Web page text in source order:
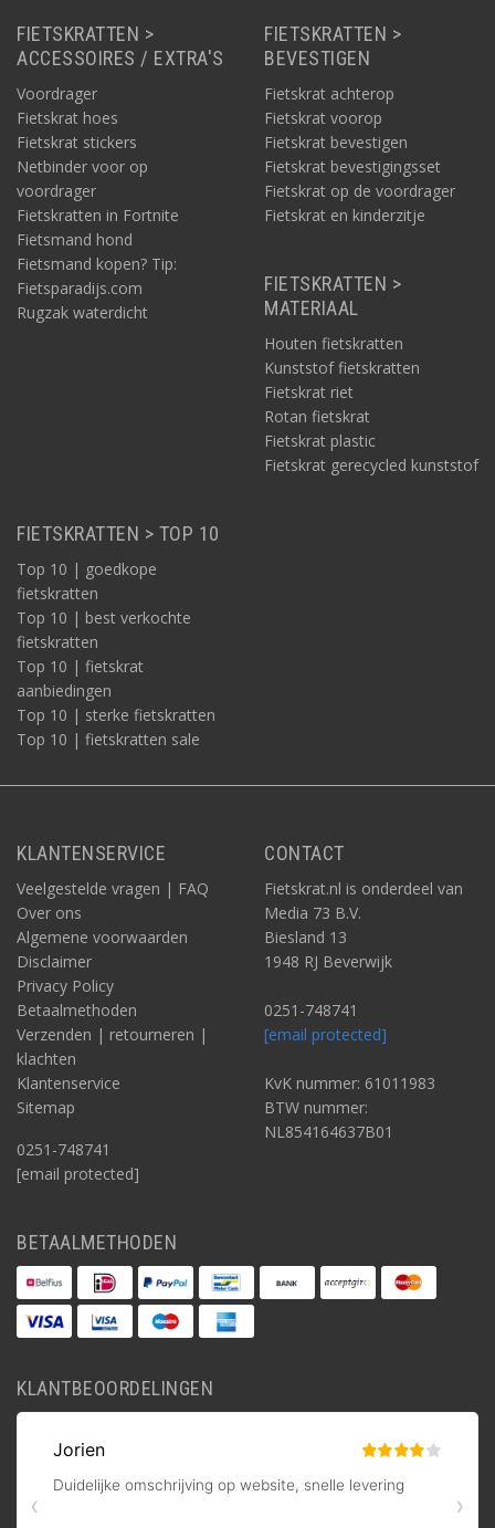
FIETSKRATTEN >
ACCESSOIRES / EXTRA'S
Voordrager
Fietskrat hoes
Fietskrat stickers
Netbinder voor op
voordrager
Fietskratten in Fortnite
Fietsmand hond
Fietsmand kopen? Tip:
Fietsparadijs.com
Rugzak waterdicht
FIETSKRATTEN >
BEVESTIGEN
Fietskrat achterop
Fietskrat voorop
Fietskrat bevestigen
Fietskrat bevestigingsset
Fietskrat op de voordrager
Fietskrat en kinderzitje
FIETSKRATTEN >
MATERIAAL
Houten fietskratten
Kunststof fietskratten
Fietskrat riet
Rotan fietskrat
Fietskrat plastic
Fietskrat gerecycled kunststof
FIETSKRATTEN > TOP 10
Top 10 | goedkope
fietskratten
Top 10 | best verkochte
fietskratten
Top 10 | fietskrat
aanbiedingen
Top 10 | sterke fietskratten
Top 10 | fietskratten sale
KLANTENSERVICE
Veelgestelde vragen | FAQ
Over ons
Algemene voorwaarden
Disclaimer
Privacy Policy
Betaalmethoden
Verzenden | retourneren |
klachten
Klantenservice
Sitemap
0251-748741
[email protected]
CONTACT
Fietskrat.nl is onderdeel van
Media 73 B.V.
Biesland 13
1948 RJ Beverwijk
0251-748741
[email protected]
KvK nummer: 61011983
BTW nummer:
NL854164637B01
BETAALMETHODEN
KLANTBEOORDELINGEN